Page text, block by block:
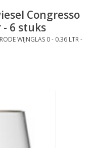
Congresso
- 6 stuks
WIJNGLAS 0 - 0.36 LTR -